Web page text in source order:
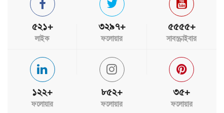
৫২১+
লাইক
৩২৯৭+
ফলোয়ার
৫৫৫৫+
সাবস্ক্রাইবার
১২২+
ফলোয়ার
৮৫২+
ফলোয়ার
৩৫+
ফলোয়ার